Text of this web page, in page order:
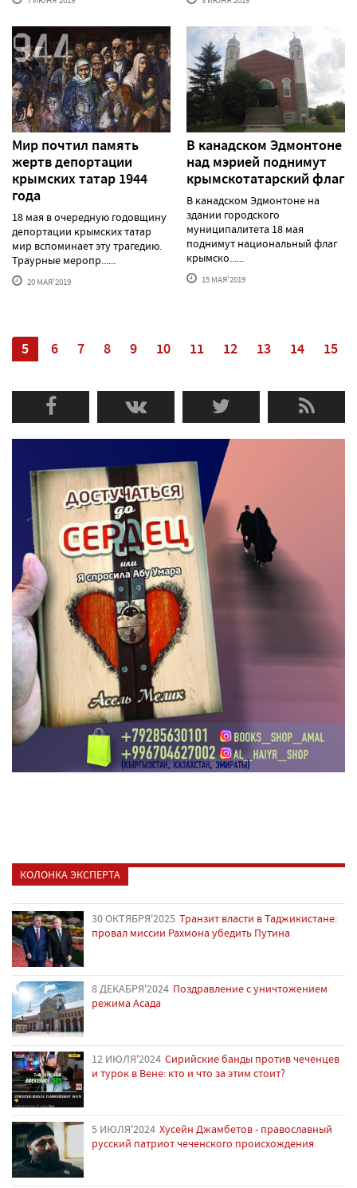
Мир почтил память
жертв депортации
крымских татар 1944
года
18 мая в очередную годовщину
депортации крымских татар
мир вспоминает эту трагедию.
Траурные меропр......
20 МАЯ'2019
В канадском Эдмонтоне
над мэрией поднимут
крымскотатарский флаг
В канадском Эдмонтоне на
здании городского
муниципалитета 18 мая
поднимут национальный флаг
крымско......
15 МАЯ'2019
5 6 7 8 9 10 11 12 13 14 15
КОЛОНКА ЭКСПЕРТА
30 ОКТЯБРЯ'2025 Транзит власти в Таджикистане:
провал миссии Рахмона убедить Путина
8 ДЕКАБРЯ'2024 Поздравление с уничтожением
режима Асада
12 ИЮЛЯ'2024 Сирийские банды против чеченцев
и турок в Вене: кто и что за этим стоит?
5 ИЮЛЯ'2024 Хусейн Джамбетов - православный
русский патриот чеченского происхождения